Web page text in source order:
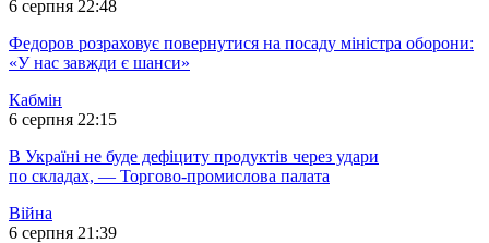
6 серпня 22:48
Федоров розраховує повернутися на посаду міністра оборони:
«У нас завжди є шанси»
Кабмін
6 серпня 22:15
В Україні не буде дефіциту продуктів через удари
по складах, — Торгово-промислова палата
Війна
6 серпня 21:39